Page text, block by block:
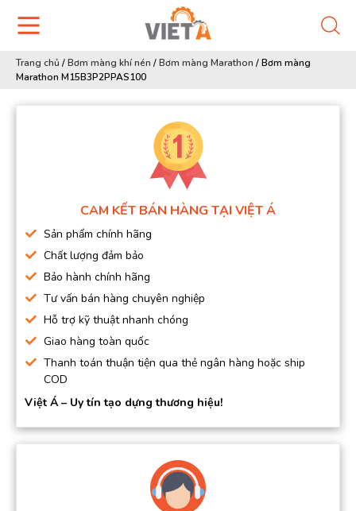
Trang chủ /Bơm màng khí nén /Bơm màng Marathon /Bơm màng
Marathon M15B3P2PPAS100
CAM KẾT BÁN HÀNG TẠI VIỆT Á
Sản phẩm chính hãng
Chất lượng đảm bảo
Bảo hành chính hãng
Tư vấn bán hàng chuyên nghiệp
Hỗ trợ kỹ thuật nhanh chóng
Giao hàng toàn quốc
Thanh toán thuận tiện qua thẻ ngân hàng hoặc ship
COD
Việt Á – Uy tín tạo dựng thương hiệu!